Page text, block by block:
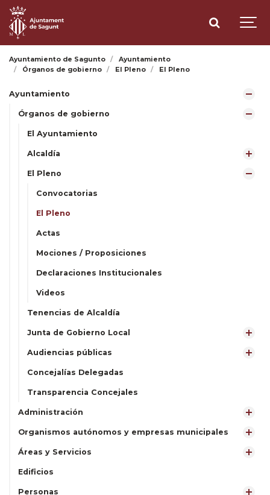
Ayuntamiento de Sagunto
Ayuntamiento
Órganos de gobierno
El Pleno El Pleno
Ayuntamiento
Órganos de gobierno
El Ayuntamiento
Alcaldía
El Pleno
Convocatorias
El Pleno
Actas
Mociones / Proposiciones
Declaraciones Institucionales
Videos
Tenencias de Alcaldía
Junta de Gobierno Local
Audiencias públicas
Concejalías Delegadas
Transparencia Concejales
Administración
Organismos autónomos y empresas municipales
Áreas y Servicios
Edificios
Personas